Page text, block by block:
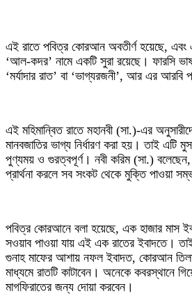
এই রাতে পবিত্র কোরআন অবতীর্ণ হয়েছে, এবং
‘আল-কদর’ নামে একটি সুরা রয়েছে। ফারসি
‘মর্যাদার রাত’ বা ‘ভাগ্যরজনী’, আর এর আরবি
এই মহিমান্বিত রাতে মহানবী (সা.)-এর
মানবজাতির ভাগ্য নির্ধারণ করা হয়। তাই
পুণ্যময় ও গুরত্বপূর্ণ। নবী করিম (সা.)
প্রার্থনা করলে সব সংকট থেকে মুক্তি পাওয়া
পবিত্র কোরআনে বলা হয়েছে, এক হাজার মাস
সওয়াব পাওয়া যায় এই এক রাতের ইবাদতে। তাই
গুনাহ মাফের আশায় নফল ইবাদত, কোরআন
মাধ্যমে রাতটি কাটাবেন। অনেকে কবরস্থানে
মাগফিরাতের জন্য দোয়া করবেন।